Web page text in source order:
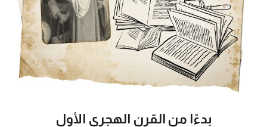
بدءًا من القرن الهجري الأول